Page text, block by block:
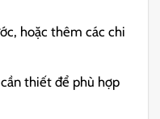
hoặc thêm các chi
thiết để phù hợp